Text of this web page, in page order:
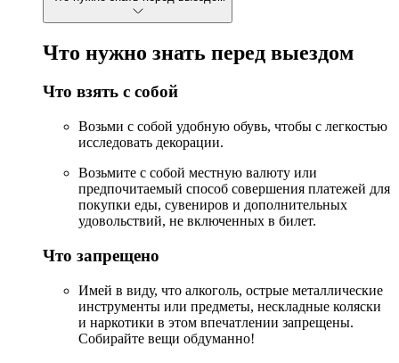
Что нужно знать перед выездом
Что взять с собой
Возьми с собой удобную обувь, чтобы с легкостью
исследовать декорации.
Возьмите с собой местную валюту или
предпочитаемый способ совершения платежей для
покупки еды, сувениров и дополнительных
удовольствий, не включенных в билет.
Что запрещено
Имей в виду, что алкоголь, острые металлические
инструменты или предметы, нескладные коляски
и наркотики в этом впечатлении запрещены.
Собирайте вещи обдуманно!